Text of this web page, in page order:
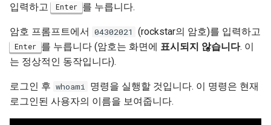
입력하고 Enter 를 누릅니다.
암호 프롬프트에서 04302021 (rockstar의 암호)를 입력하고
Enter 를 누릅니다 (암호는 화면에 표시되지 않습니다. 이
는 정상적인 동작입니다).
로그인 후 whoami 명령을 실행할 것입니다. 이 명령은 현재
로그인된 사용자의 이름을 보여줍니다.